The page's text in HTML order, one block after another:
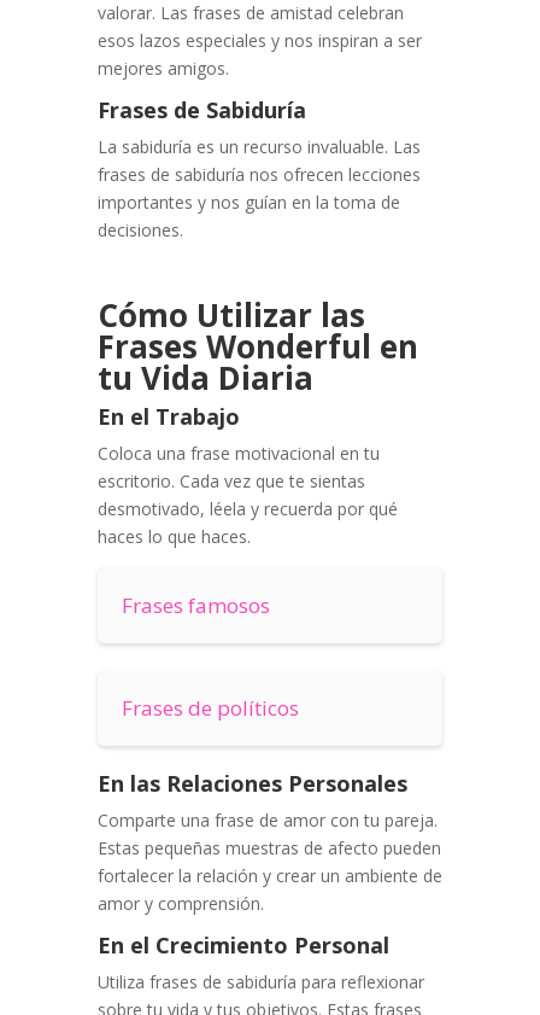
valorar. Las frases de amistad celebran
esos lazos especiales y nos inspiran a ser
mejores amigos.
Frases de Sabiduría
La sabiduría es un recurso invaluable. Las
frases de sabiduría nos ofrecen lecciones
importantes y nos guían en la toma de
decisiones.
Cómo Utilizar las
Frases Wonderful en
tu Vida Diaria
En el Trabajo
Coloca una frase motivacional en tu
escritorio. Cada vez que te sientas
desmotivado, léela y recuerda por qué
haces lo que haces.
Frases famosos
Frases de políticos
En las Relaciones Personales
Comparte una frase de amor con tu pareja.
Estas pequeñas muestras de afecto pueden
fortalecer la relación y crear un ambiente de
amor y comprensión.
En el Crecimiento Personal
Utiliza frases de sabiduría para reflexionar
sobre tu vida y tus objetivos. Estas frases